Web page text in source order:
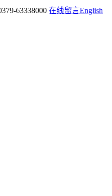
63338000 在线留言English